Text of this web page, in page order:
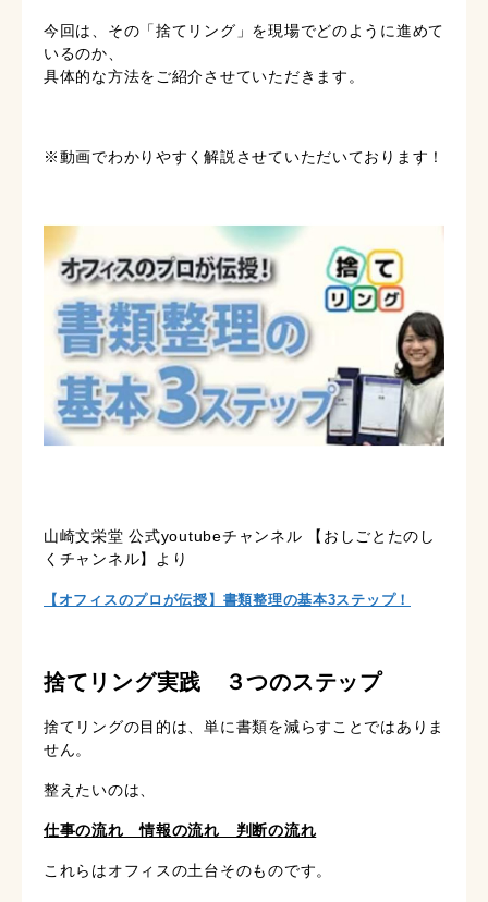
今回は、その「捨てリング」を現場でどのように進めて
いるのか、
具体的な方法をご紹介させていただきます。
※動画でわかりやすく解説させていただいております！
山崎文栄堂 公式youtubeチャンネル 【おしごとたのし
くチャンネル】より
【オフィスのプロが伝授】書類整理の基本3ステップ！
捨てリング実践 ３つのステップ
捨てリングの目的は、単に書類を減らすことではありま
せん。
整えたいのは、
仕事の流れ 情報の流れ 判断の流れ
これらはオフィスの土台そのものです。